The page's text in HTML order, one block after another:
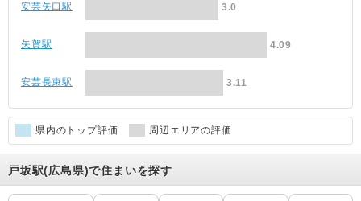
安芸矢口駅 3.0
矢賀駅 4.09
安芸長束駅 3.11
県内のトップ評価 周辺エリアの評価
戸坂駅(広島県)で住まいを探す